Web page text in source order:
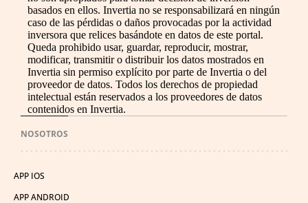
basados en ellos. Invertia no se responsabilizará en ningún
caso de las pérdidas o daños provocadas por la actividad
inversora que relices basándote en datos de este portal.
Queda prohibido usar, guardar, reproducir, mostrar,
modificar, transmitir o distribuir los datos mostrados en
Invertia sin permiso explícito por parte de Invertia o del
proveedor de datos. Todos los derechos de propiedad
intelectual están reservados a los proveedores de datos
contenidos en Invertia.
NOSOTROS
APP IOS
APP ANDROID